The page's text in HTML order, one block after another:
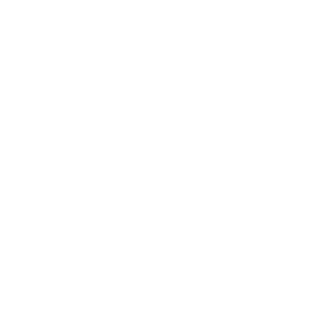
tout est en parfait état.